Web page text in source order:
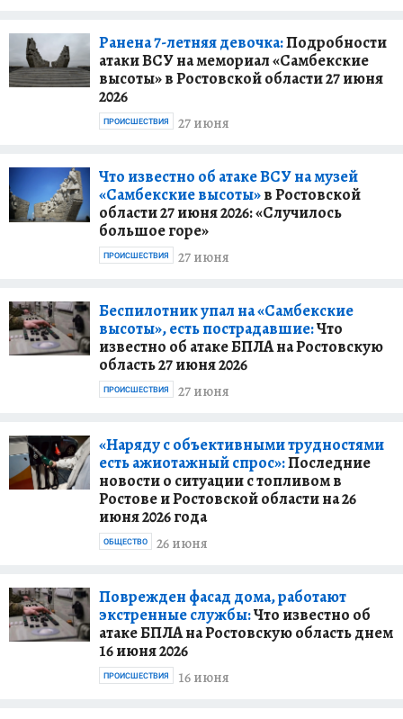
Ранена 7-летняя девочка:Подробности
атаки ВСУ на мемориал «Самбекские
высоты» в Ростовской области 27 июня
2026
27 июня
ПРОИСШЕСТВИЯ
Что известно об атаке ВСУ на музей
«Самбекские высоты»в Ростовской
области 27 июня 2026: «Случилось
большое горе»
27 июня
ПРОИСШЕСТВИЯ
Беспилотник упал на «Самбекские
высоты», есть пострадавшие:Что
известно об атаке БПЛА на Ростовскую
область 27 июня 2026
27 июня
ПРОИСШЕСТВИЯ
«Наряду с объективными трудностями
есть ажиотажный спрос»:Последние
новости о ситуации с топливом в
Ростове и Ростовской области на 26
июня 2026 года
26 июня
ОБЩЕСТВО
Поврежден фасад дома, работают
экстренные службы:Что известно об
атаке БПЛА на Ростовскую область днем
16 июня 2026
16 июня
ПРОИСШЕСТВИЯ